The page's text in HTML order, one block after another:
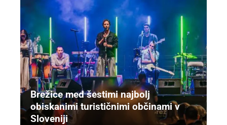
Brežice med šestimi najbolj
obiskanimi turističnimi občinami v
Sloveniji